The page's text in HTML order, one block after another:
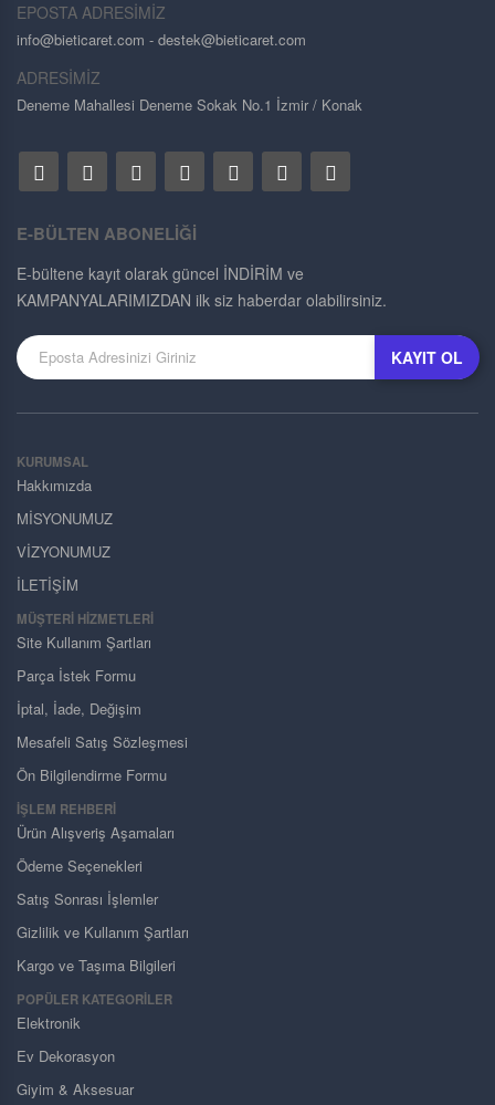
EPOSTA ADRESİMİZ
info@bieticaret.com - destek@bieticaret.com
ADRESİMİZ
Deneme Mahallesi Deneme Sokak No.1 İzmir / Konak
E-BÜLTEN ABONELİĞİ
E-bültene kayıt olarak güncel İNDİRİM ve
KAMPANYALARIMIZDAN ilk siz haberdar olabilirsiniz.
KAYIT OL
KURUMSAL
Hakkımızda
MİSYONUMUZ
VİZYONUMUZ
İLETİŞİM
MÜŞTERI HIZMETLERI
Site Kullanım Şartları
Parça İstek Formu
İptal, İade, Değişim
Mesafeli Satış Sözleşmesi
Ön Bilgilendirme Formu
İŞLEM REHBERİ
Ürün Alışveriş Aşamaları
Ödeme Seçenekleri
Satış Sonrası İşlemler
Gizlilik ve Kullanım Şartları
Kargo ve Taşıma Bilgileri
POPÜLER KATEGORİLER
Elektronik
Ev Dekorasyon
Giyim & Aksesuar